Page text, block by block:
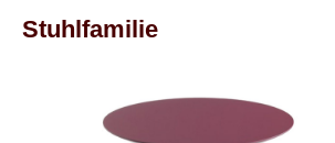
Stuhlfamilie